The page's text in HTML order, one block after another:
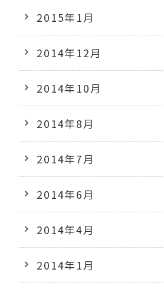
2015年1月
2014年12月
2014年10月
2014年8月
2014年7月
2014年6月
2014年4月
2014年1月